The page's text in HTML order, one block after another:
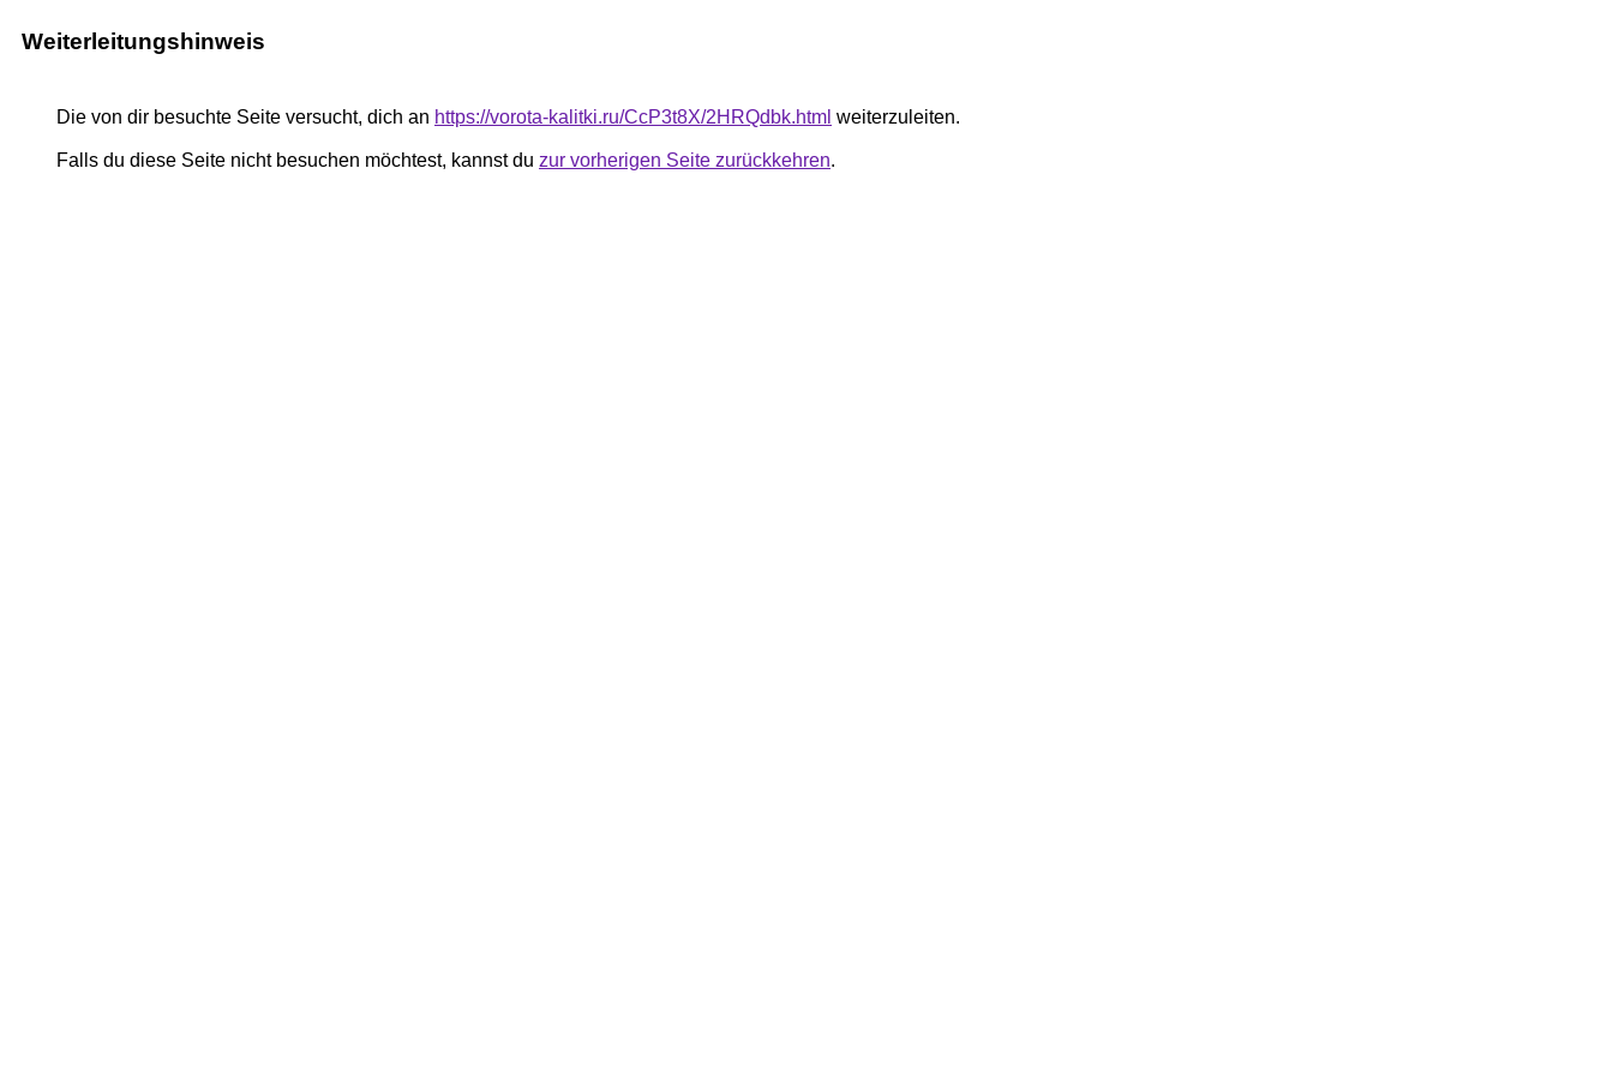
Weiterleitungshinweis
Die von dir besuchte Seite versucht, dich an https://vorota-kalitki.ru/CcP3t8X/2HRQdbk.html weiterzuleiten.
Falls du diese Seite nicht besuchen möchtest, kannst du zur vorherigen Seite zurückkehren.